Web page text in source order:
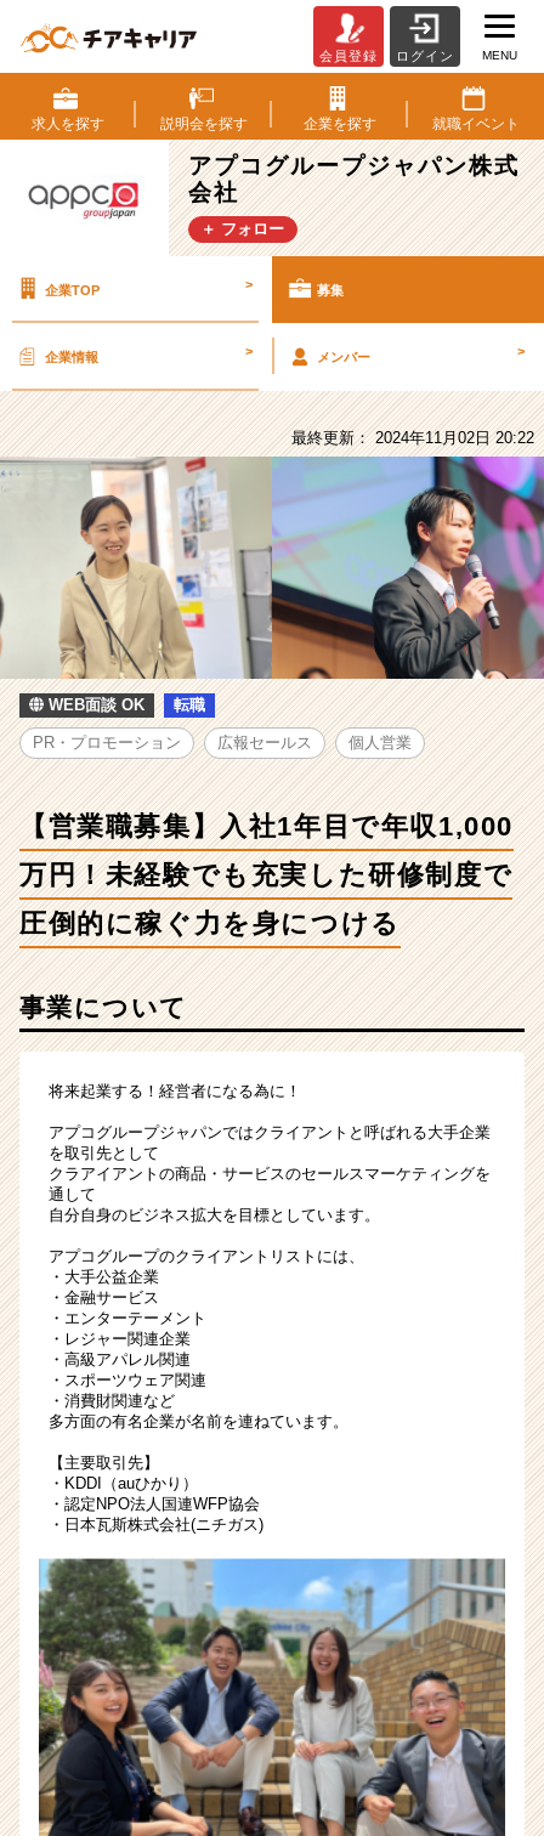
プ
コ
グ
ル
ー
プ
ジ
ン
会
採
用/
求
人
-
【営
業
募
集】
入
社
目
で
年
収
1,000
経
で
充
実
し
た
修
度
倒
的
ぐ
力
に
つ
け
る
ベ
ン
チ
ャ
ー・
会員登録 ログイン MENU
求人を探す 説明会を探す 企業を探す 就職イベント
アプコグループジャパン株式
会社
＋ フォロー
企業TOP > 募集
企業情報 > メンバー >
最終更新： 2024年11月02日 20:22
WEB面談 OK 転職
PR・プロモーション 広報セールス 個人営業
【営業職募集】入社1年目で年収1,000
万円！未経験でも充実した研修制度で
圧倒的に稼ぐ力を身につける
事業について
将来起業する！経営者になる為に！
アプコグループジャパンではクライアントと呼ばれる大手企業
を取引先として
クラアイアントの商品・サービスのセールスマーケティングを
通して
自分自身のビジネス拡大を目標としています。
アプコグループのクライアントリストには、
・大手公益企業
・金融サービス
・エンターテーメント
・レジャー関連企業
・高級アパレル関連
・スポーツウェア関連
・消費財関連など
多方面の有名企業が名前を連ねています。
【主要取引先】
・KDDI（auひかり）
・認定NPO法人国連WFP協会
・日本瓦斯株式会社(ニチガス)